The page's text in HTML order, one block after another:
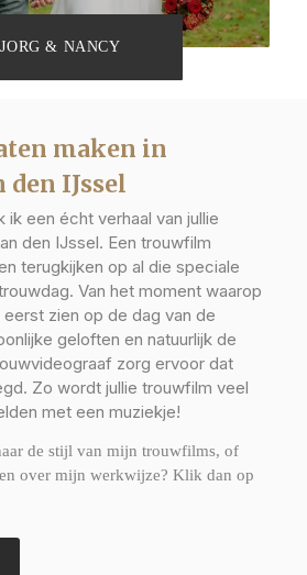
JORG & NANCY
maken in
den IJssel
ik een écht verhaal van jullie
den IJssel. Een trouwfilm
terugkijken op al die speciale
Van het moment waarop
zien op de dag van de
geloften en natuurlijk de
zorg ervoor dat
Zo wordt jullie trouwfilm veel
met een muziekje!
de stijl van mijn trouwfilms, of
over mijn werkwijze? Klik dan op